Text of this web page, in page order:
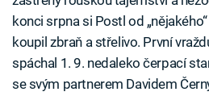
konci srpna si Postl od
koupil zbraň a střelivo. První
spáchal 1. 9. nedaleko čerpací
se svým partnerem Davidem